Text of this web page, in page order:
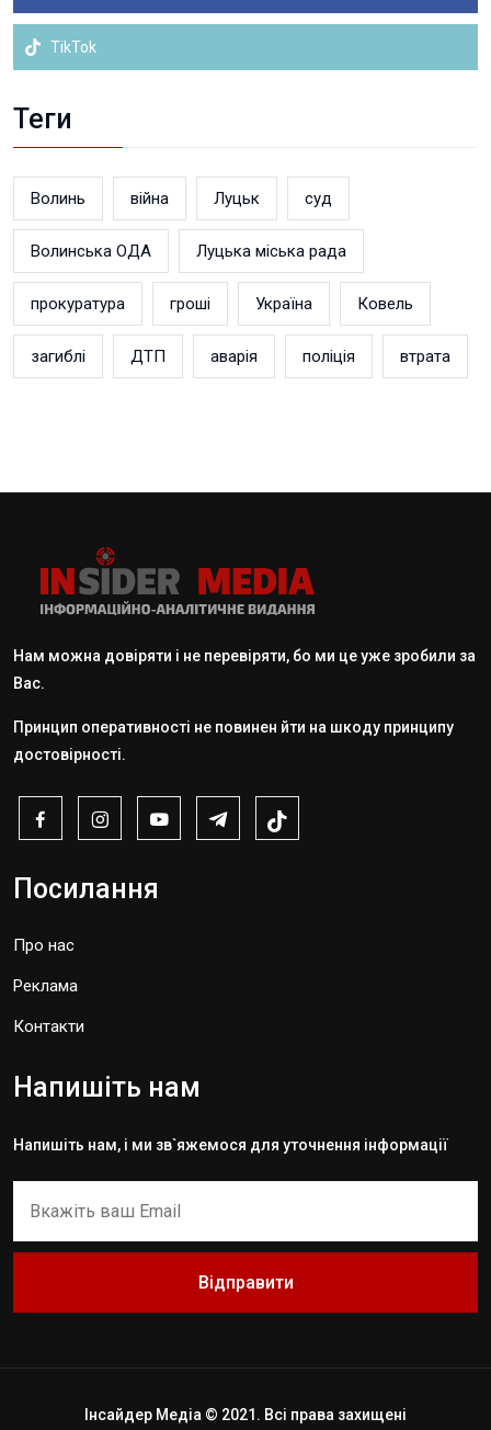
TikTok
Теги
Волинь війна Луцьк суд
Волинська ОДА Луцька міська рада
прокуратура гроші Україна Ковель
загиблі ДТП аварія поліція втрата
Нам можна довіряти і не перевіряти, бо ми це уже зробили за
Вас.
Принцип оперативності не повинен йти на шкоду принципу
достовірності.
Посилання
Про нас
Реклама
Контакти
Напишіть нам
Напишіть нам, і ми зв`яжемося для уточнення інформації
Відправити
Інсайдер Медіа © 2021. Всі права захищені